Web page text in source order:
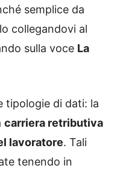
semplice da
collegandovi al
sulla voce La
tipologie di dati: la
carriera retributiva
lavoratore. Tali
tenendo in